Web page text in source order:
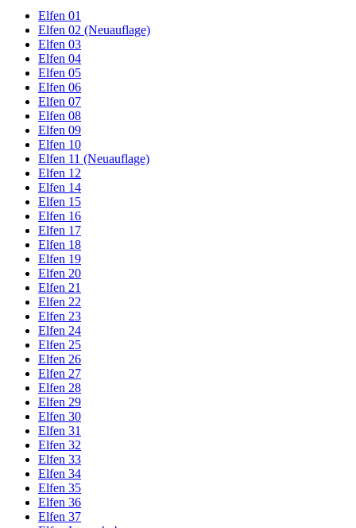
Elfen 01
Elfen 02 (Neuauflage)
Elfen 03
Elfen 04
Elfen 05
Elfen 06
Elfen 07
Elfen 08
Elfen 09
Elfen 10
Elfen 11 (Neuauflage)
Elfen 12
Elfen 14
Elfen 15
Elfen 16
Elfen 17
Elfen 18
Elfen 19
Elfen 20
Elfen 21
Elfen 22
Elfen 23
Elfen 24
Elfen 25
Elfen 26
Elfen 27
Elfen 28
Elfen 29
Elfen 30
Elfen 31
Elfen 32
Elfen 33
Elfen 34
Elfen 35
Elfen 36
Elfen 37